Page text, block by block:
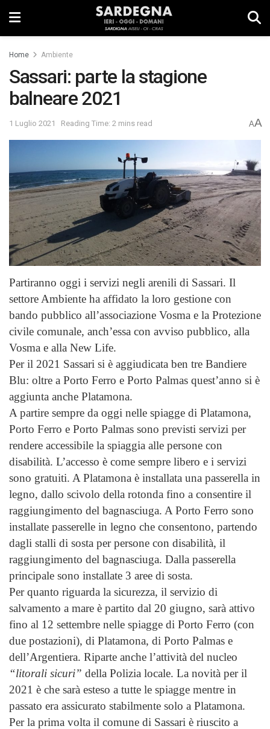
Home Ambiente
Sassari: parte la stagione
balneare 2021
1 Luglio 2021 Reading Time: 2 mins read AA
Partiranno oggi i servizi negli arenili di Sassari. Il
settore Ambiente ha affidato la loro gestione con
bando pubblico all’associazione Vosma e la Protezione
civile comunale, anch’essa con avviso pubblico, alla
Vosma e alla New Life.
Per il 2021 Sassari si è aggiudicata ben tre Bandiere
Blu: oltre a Porto Ferro e Porto Palmas quest’anno si è
aggiunta anche Platamona.
A partire sempre da oggi nelle spiagge di Platamona,
Porto Ferro e Porto Palmas sono previsti servizi per
rendere accessibile la spiaggia alle persone con
disabilità. L’accesso è come sempre libero e i servizi
sono gratuiti. A Platamona è installata una passerella in
legno, dallo scivolo della rotonda fino a consentire il
raggiungimento del bagnasciuga. A Porto Ferro sono
installate passerelle in legno che consentono, partendo
dagli stalli di sosta per persone con disabilità, il
raggiungimento del bagnasciuga. Dalla passerella
principale sono installate 3 aree di sosta.
Per quanto riguarda la sicurezza, il servizio di
salvamento a mare è partito dal 20 giugno, sarà attivo
fino al 12 settembre nelle spiagge di Porto Ferro (con
due postazioni), di Platamona, di Porto Palmas e
dell’Argentiera. Riparte anche l’attività del nucleo
“litorali sicuri” della Polizia locale. La novità per il
2021 è che sarà esteso a tutte le spiagge mentre in
passato era assicurato stabilmente solo a Platamona.
Per la prima volta il comune di Sassari è riuscito a